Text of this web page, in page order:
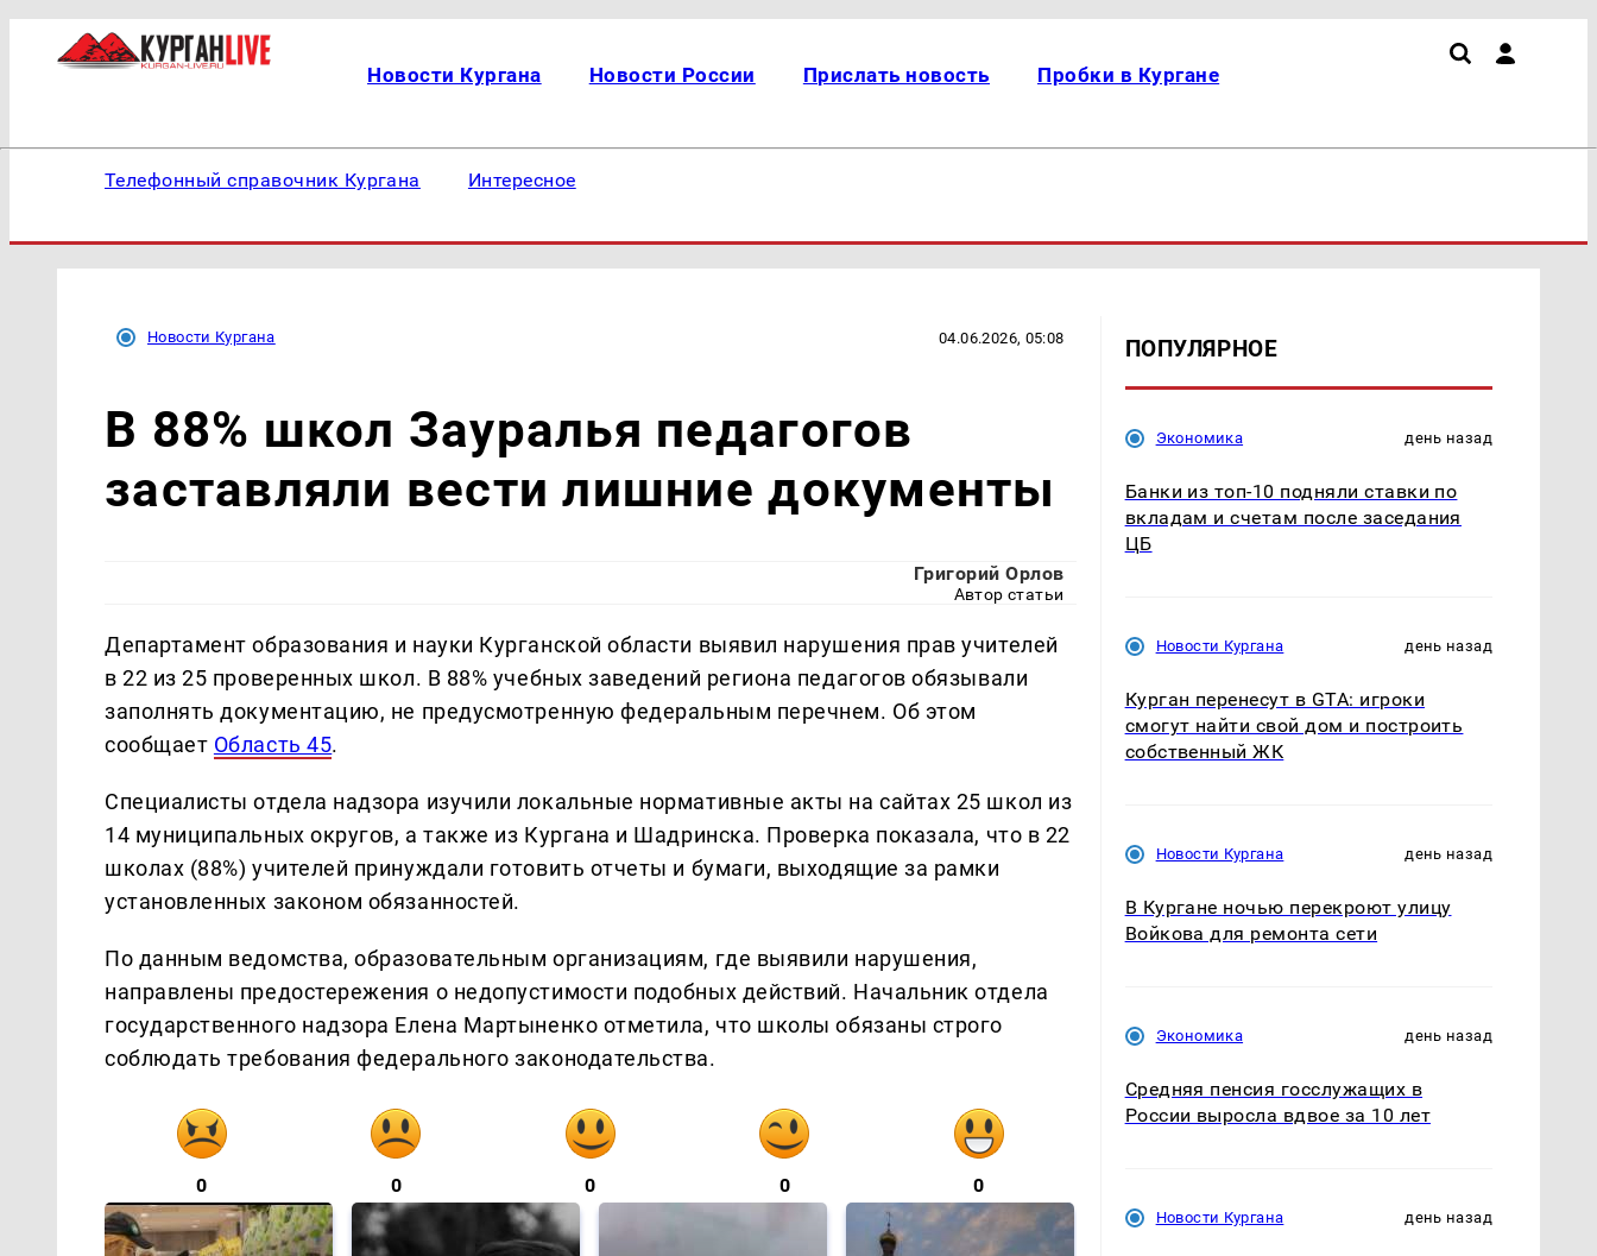
Новости Кургана Новости России Прислать новость Пробки в Кургане
Телефонный справочник Кургана Интересное
Новости Кургана 04.06.2026, 05:08
В 88% школ Зауралья педагогов
заставляли вести лишние документы
Григорий Орлов
Автор статьи
Департамент образования и науки Курганской области выявил нарушения прав учителей
в 22 из 25 проверенных школ. В 88% учебных заведений региона педагогов обязывали
заполнять документацию, не предусмотренную федеральным перечнем. Об этом
сообщает Область 45.
Специалисты отдела надзора изучили локальные нормативные акты на сайтах 25 школ из
14 муниципальных округов, а также из Кургана и Шадринска. Проверка показала, что в 22
школах (88%) учителей принуждали готовить отчеты и бумаги, выходящие за рамки
установленных законом обязанностей.
По данным ведомства, образовательным организациям, где выявили нарушения,
направлены предостережения о недопустимости подобных действий. Начальник отдела
государственного надзора Елена Мартыненко отметила, что школы обязаны строго
соблюдать требования федерального законодательства.
0 0 0 0 0
ПОПУЛЯРНОЕ
Экономика день назад
Банки из топ-10 подняли ставки по
вкладам и счетам после заседания
ЦБ
Новости Кургана день назад
Курган перенесут в GTA: игроки
смогут найти свой дом и построить
собственный ЖК
Новости Кургана день назад
В Кургане ночью перекроют улицу
Войкова для ремонта сети
Экономика день назад
Средняя пенсия госслужащих в
России выросла вдвое за 10 лет
Новости Кургана день назад